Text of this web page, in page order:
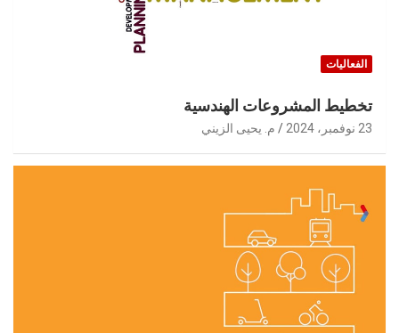
الفعاليات
تخطيط المشروعات الهندسية
23 نوفمبر، 2024 م. يحيى الزيني